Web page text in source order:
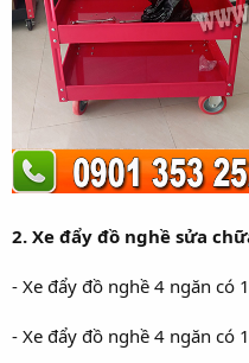
2. Xe đẩy đồ nghề sửa
- Xe đẩy đồ nghề 4 ngăn có
- Xe đẩy đồ nghề 4 ngăn có